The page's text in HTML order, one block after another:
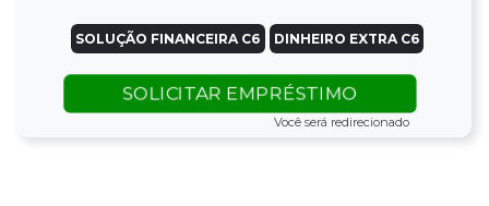
SOLUÇÃO FINANCEIRA C6 DINHEIRO EXTRA C6
SOLICITAR EMPRÉSTIMO
Você será redirecionado